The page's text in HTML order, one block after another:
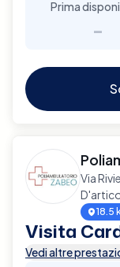
Prima
-
Via
18.5
Visita
Vedi altre